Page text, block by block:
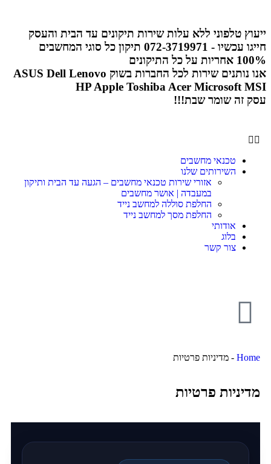
ייעוץ טלפוני ללא עלותשירות תיקונים עד הבית והעסק
חייגו עכשיו - 072-3719971
תיקון כל סוגי המחשבים
100% אחריות על כל התיקונים
אנו נותנים שירות לכל החברות בשוק
ASUS Dell Lenovo
HP Apple Toshiba Acer Microsoft MSI
עסק זה שומר שבת!!!
טכנאי מחשבים
השירותים שלנו
אזורי שירות טכנאי מחשבים – הגעה עד הבית ותיקון
במעבדה | אושר מחשבים
החלפת סוללה למחשב נייד
החלפת מסך למחשב נייד
אודותי
בלוג
צור קשר
Home
- מדיניות פרטיות
מדיניות פרטיות